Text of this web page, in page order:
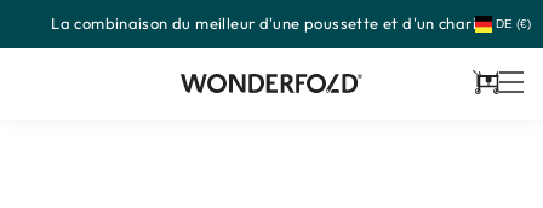
Passer
au
La combinaison du meilleur d'une poussette et d'un chariot DE (€)